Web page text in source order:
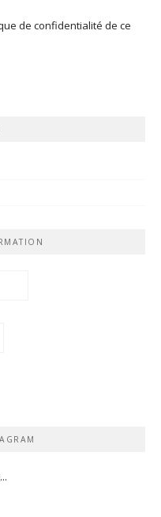
de confidentialité de ce